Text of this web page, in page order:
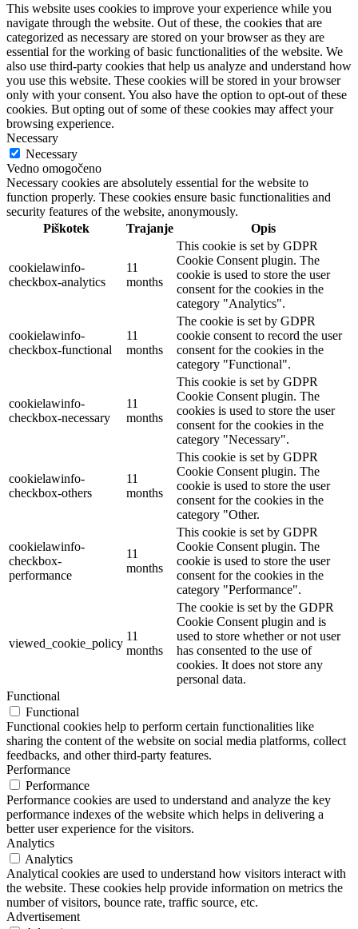
This website uses cookies to improve your experience while you
navigate through the website. Out of these, the cookies that are
categorized as necessary are stored on your browser as they are
essential for the working of basic functionalities of the website. We
also use third-party cookies that help us analyze and understand how
you use this website. These cookies will be stored in your browser
only with your consent. You also have the option to opt-out of these
cookies. But opting out of some of these cookies may affect your
browsing experience.
Necessary
Necessary
Vedno omogočeno
Necessary cookies are absolutely essential for the website to
function properly. These cookies ensure basic functionalities and
security features of the website, anonymously.
Piškotek
Trajanje Opis
cookielawinfo-
checkbox-analytics
11
months
This cookie is set by GDPR
Cookie Consent plugin. The
cookie is used to store the user
consent for the cookies in the
category "Analytics".
cookielawinfo-
checkbox-functional
11
months
The cookie is set by GDPR
cookie consent to record the user
consent for the cookies in the
category "Functional".
cookielawinfo-
checkbox-necessary
11
months
This cookie is set by GDPR
Cookie Consent plugin. The
cookies is used to store the user
consent for the cookies in the
category "Necessary".
cookielawinfo-
checkbox-others
11
months
This cookie is set by GDPR
Cookie Consent plugin. The
cookie is used to store the user
consent for the cookies in the
category "Other.
cookielawinfo-
checkbox-
performance
11
months
This cookie is set by GDPR
Cookie Consent plugin. The
cookie is used to store the user
consent for the cookies in the
category "Performance".
viewed_cookie_policy
11
months
The cookie is set by the GDPR
Cookie Consent plugin and is
used to store whether or not user
has consented to the use of
cookies. It does not store any
personal data.
Functional
Functional
Functional cookies help to perform certain functionalities like
sharing the content of the website on social media platforms, collect
feedbacks, and other third-party features.
Performance
Performance
Performance cookies are used to understand and analyze the key
performance indexes of the website which helps in delivering a
better user experience for the visitors.
Analytics
Analytics
Analytical cookies are used to understand how visitors interact with
the website. These cookies help provide information on metrics the
number of visitors, bounce rate, traffic source, etc.
Advertisement